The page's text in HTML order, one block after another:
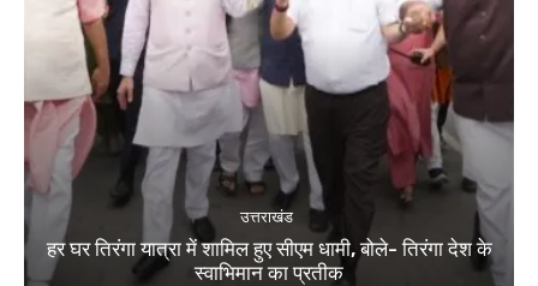
उत्तराखंड
हर घर तिरंगा यात्रा में शामिल हुए सीएम धामी, बोले- तिरंगा देश के
स्वाभिमान का प्रतीक